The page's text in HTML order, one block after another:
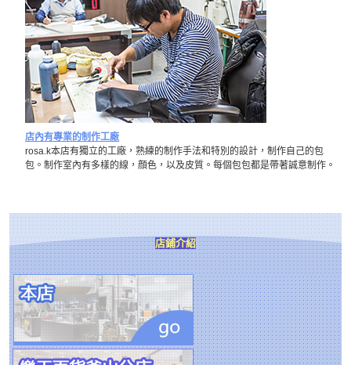
店內有專業的制作工廠
rosa.k本店有獨立的工廠，熟練的制作手法和特別的設計，制作自己的包
包。制作室內有多樣的線，顔色，以及皮質。每個包包都是帶著誠意制作。
店鋪介紹